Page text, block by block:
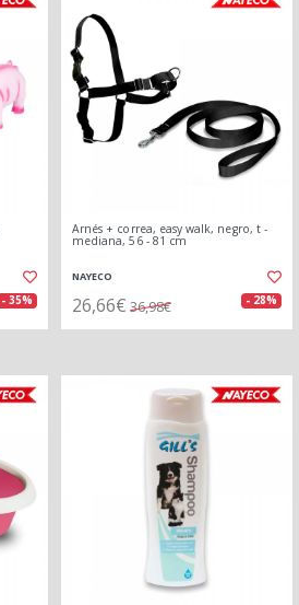
- 35%
Arnés + correa, easy walk, negro, t -
mediana, 56 - 81 cm
NAYECO
26,66€ 36,98€ - 28%